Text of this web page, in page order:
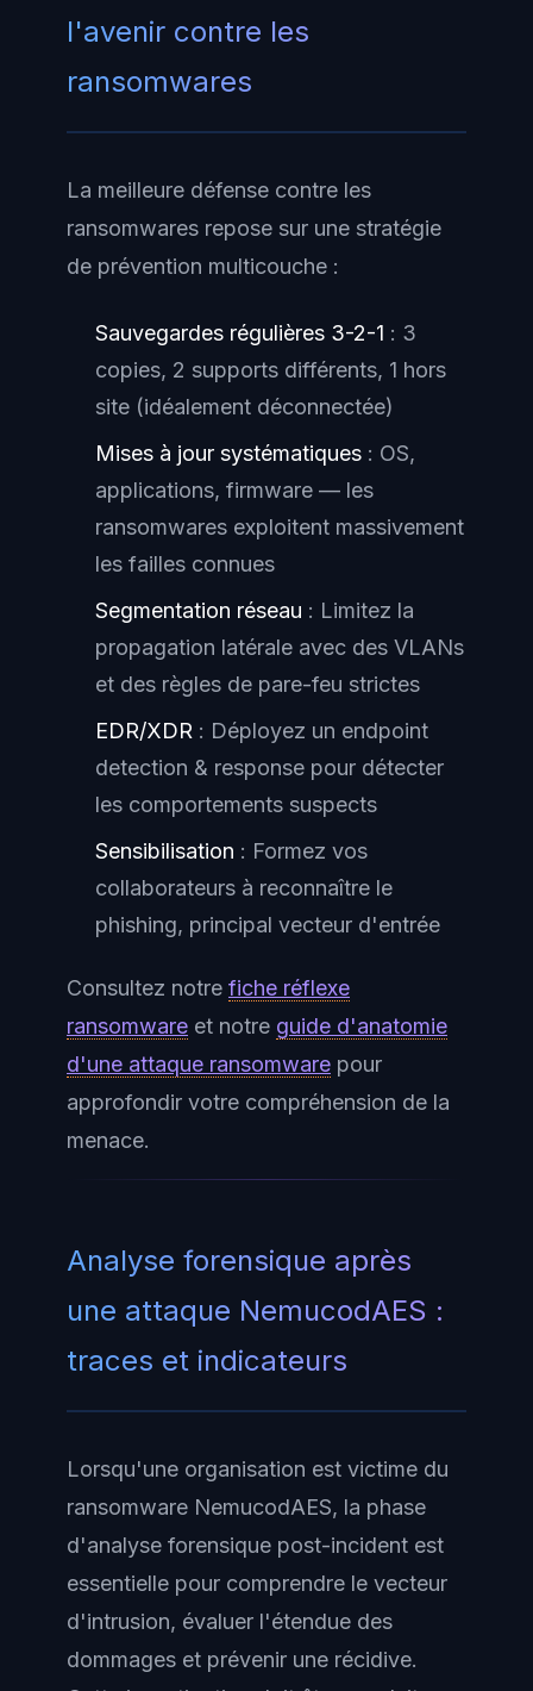
l'avenir contre les
ransomwares
La meilleure défense contre les
ransomwares repose sur une stratégie
de prévention multicouche :
Sauvegardes régulières 3-2-1 : 3
copies, 2 supports différents, 1 hors
site (idéalement déconnectée)
Mises à jour systématiques : OS,
applications, firmware — les
ransomwares exploitent massivement
les failles connues
Segmentation réseau : Limitez la
propagation latérale avec des VLANs
et des règles de pare-feu strictes
EDR/XDR : Déployez un endpoint
detection & response pour détecter
les comportements suspects
Sensibilisation : Formez vos
collaborateurs à reconnaître le
phishing, principal vecteur d'entrée
Consultez notre fiche réflexe
ransomware et notre guide d'anatomie
d'une attaque ransomware pour
approfondir votre compréhension de la
menace.
Analyse forensique après
une attaque NemucodAES :
traces et indicateurs
Lorsqu'une organisation est victime du
ransomware NemucodAES, la phase
d'analyse forensique post-incident est
essentielle pour comprendre le vecteur
d'intrusion, évaluer l'étendue des
dommages et prévenir une récidive.